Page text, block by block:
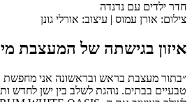
חדר ילדים עם נדנדה
צילום: אורן עמוס | עיצוב: אורלי גונן
איזון בגישתה של המעצבת
״בתור מעצבת בראש ובראשונה אני מחפשת
טבעיים בבתים. נוהגת לשלב בין ישן לחדש